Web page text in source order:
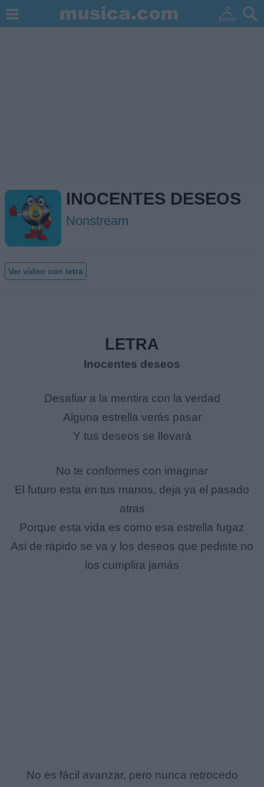
INOCENTES DESEOS
Nonstream
Ver vídeo con letra
LETRA
Inocentes deseos
Desafiar a la mentira con la verdad
Alguna estrella verás pasar
Y tus deseos se llevará
No te conformes con imaginar
El futuro esta en tus manos, deja ya el pasado
atras
Porque esta vida es como esa estrella fugaz
Asi de rápido se va y los deseos que pediste no
los cumplira jamás
No es fácil avanzar, pero nunca retrocedo